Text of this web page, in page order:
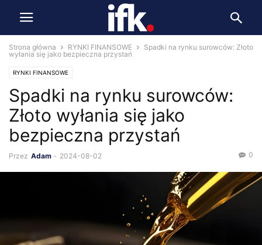
Strona główna RYNKI FINANSOWE
Spadki na rynku surowców: Złoto
wyłania się jako bezpieczna przystań
RYNKI FINANSOWE
Spadki na rynku surowców:
Złoto wyłania się jako
bezpieczna przystań
Przez Adam - 2024-08-02 0